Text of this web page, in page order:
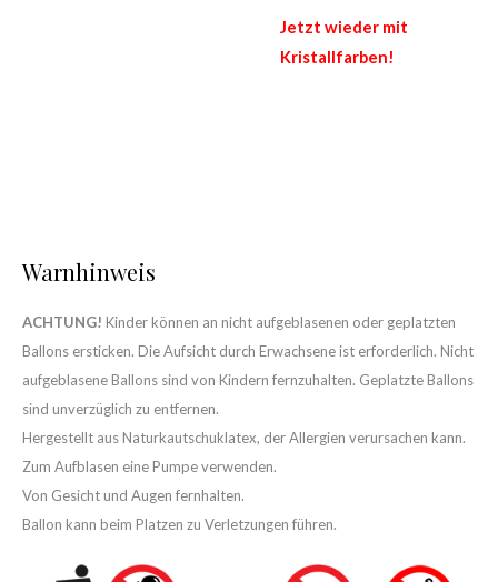
Jetzt wieder mit
Kristallfarben!
Warnhinweis
ACHTUNG! Kinder können an nicht aufgeblasenen oder geplatzten
Ballons ersticken. Die Aufsicht durch Erwachsene ist erforderlich. Nicht
aufgeblasene Ballons sind von Kindern fernzuhalten. Geplatzte Ballons
sind unverzüglich zu entfernen.
Hergestellt aus Naturkautschuklatex, der Allergien verursachen kann.
Zum Aufblasen eine Pumpe verwenden.
Von Gesicht und Augen fernhalten.
Ballon kann beim Platzen zu Verletzungen führen.